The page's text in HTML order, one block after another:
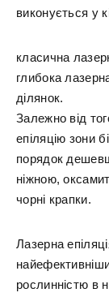
виконується у
класична
глибока
ділянок.
Залежно від
епіляцію зони
порядок
ніжною,
чорні крапки.
Лазерна
рослинністю в